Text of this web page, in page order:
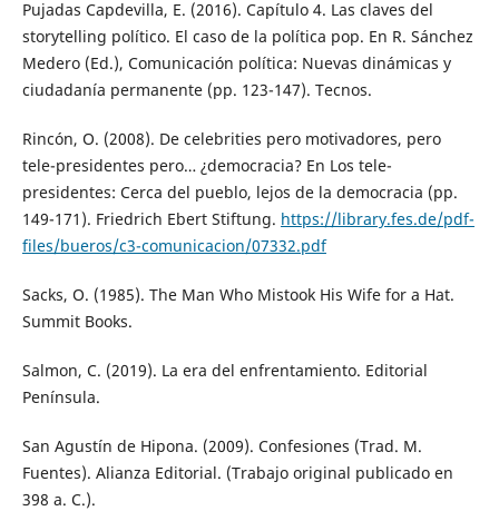
Pujadas Capdevilla, E. (2016). Capítulo 4. Las claves del
storytelling político. El caso de la política pop. En R. Sánchez
Medero (Ed.), Comunicación política: Nuevas dinámicas y
ciudadanía permanente (pp. 123-147). Tecnos.
Rincón, O. (2008). De celebrities pero motivadores, pero
tele-presidentes pero… ¿democracia? En Los tele-
presidentes: Cerca del pueblo, lejos de la democracia (pp.
149-171). Friedrich Ebert Stiftung. https://library.fes.de/pdf-
files/bueros/c3-comunicacion/07332.pdf
Sacks, O. (1985). The Man Who Mistook His Wife for a Hat.
Summit Books.
Salmon, C. (2019). La era del enfrentamiento. Editorial
Península.
San Agustín de Hipona. (2009). Confesiones (Trad. M.
Fuentes). Alianza Editorial. (Trabajo original publicado en
398 a. C.).